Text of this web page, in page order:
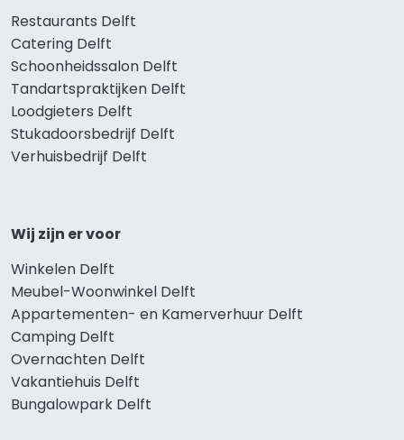
Restaurants Delft
Catering Delft
Schoonheidssalon Delft
Tandartspraktijken Delft
Loodgieters Delft
Stukadoorsbedrijf Delft
Verhuisbedrijf Delft
Wij zijn er voor
Winkelen Delft
Meubel-Woonwinkel Delft
Appartementen- en Kamerverhuur Delft
Camping Delft
Overnachten Delft
Vakantiehuis Delft
Bungalowpark Delft